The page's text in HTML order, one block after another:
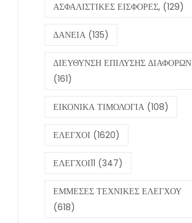
ΑΣΦΑΛΙΣΤΙΚΕΣ ΕΙΣΦΟΡΕΣ, (129)
ΔΑΝΕΙΑ (135)
ΔΙΕΥΘΥΝΣΗ ΕΠΙΛΥΣΗΣ ΔΙΑΦΟΡΩΝ
(161)
ΕΙΚΟΝΙΚΑ ΤΙΜΟΛΟΓΙΑ (108)
ΕΛΕΓΧΟΙ (1620)
ΕΛΕΓΧΟΙ11 (347)
ΕΜΜΕΣΕΣ ΤΕΧΝΙΚΕΣ ΕΛΕΓΧΟΥ
(618)